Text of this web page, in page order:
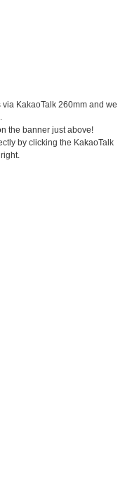
KakaoTalk 260mm and we
the banner just above!
by clicking the KakaoTalk